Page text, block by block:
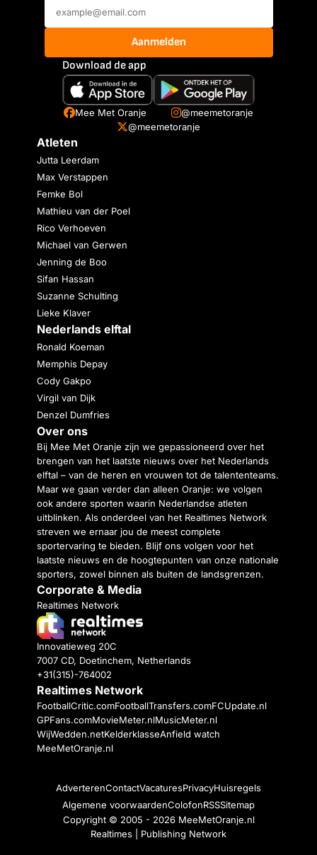
Aanmelden
Download de app
Mee Met Oranje
@meemetoranje
@meemetoranje
Atleten
Jutta Leerdam
Max Verstappen
Femke Bol
Mathieu van der Poel
Rico Verhoeven
Michael van Gerwen
Jenning de Boo
Sifan Hassan
Suzanne Schulting
Lieke Klaver
Nederlands elftal
Ronald Koeman
Memphis Depay
Cody Gakpo
Virgil van Dijk
Denzel Dumfries
Over ons
Bij Mee Met Oranje zijn we gepassioneerd over het
brengen van het laatste nieuws over het Nederlands
elftal – van de heren en vrouwen tot de talententeams.
Maar we gaan verder dan alleen Oranje: we volgen
ook andere sporten waarin Nederlandse atleten
uitblinken. Als onderdeel van het Realtimes Network
streven we ernaar jou de meest complete
sportervaring te bieden. Blijf ons volgen voor het
laatste nieuws en de hoogtepunten van onze nationale
sporters, zowel binnen als buiten de landsgrenzen.
Corporate & Media
Realtimes Network
Innovatieweg 20C
7007 CD, Doetinchem, Netherlands
+31(315)-764002
Realtimes Network
FootballCritic.comFootballTransfers.comFCUpdate.nl
GPFans.comMovieMeter.nlMusicMeter.nl
WijWedden.netKelderklasseAnfield watch
MeeMetOranje.nl
AdverterenContactVacaturesPrivacyHuisregels
Algemene voorwaardenColofonRSSSitemap
Copyright © 2005 - 2026 MeeMetOranje.nl
Realtimes | Publishing Network